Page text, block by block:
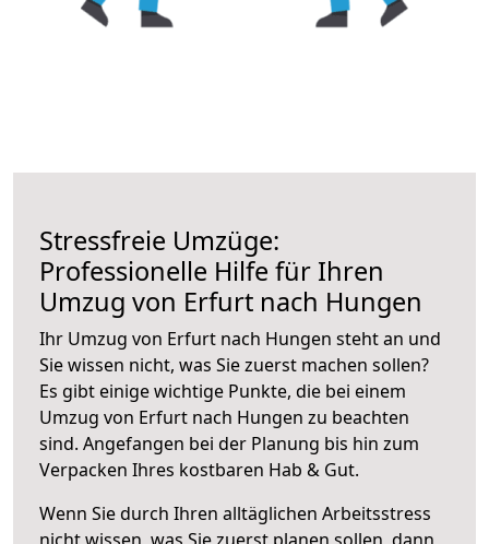
Stressfreie Umzüge:
Professionelle Hilfe für Ihren
Umzug von Erfurt nach Hungen
Ihr Umzug von Erfurt nach Hungen steht an und
Sie wissen nicht, was Sie zuerst machen sollen?
Es gibt einige wichtige Punkte, die bei einem
Umzug von Erfurt nach Hungen zu beachten
sind. Angefangen bei der Planung bis hin zum
Verpacken Ihres kostbaren Hab & Gut.
Wenn Sie durch Ihren alltäglichen Arbeitsstress